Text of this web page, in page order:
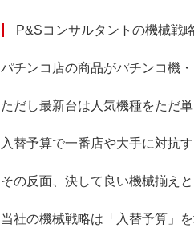
P&Sコンサルタントの機械戦
パチンコ店の商品がパチンコ機
ただし最新台は人気機種をただ
入替予算で一番店や大手に対抗
その反面、決して良い機械揃え
当社の機械戦略は「入替予算」